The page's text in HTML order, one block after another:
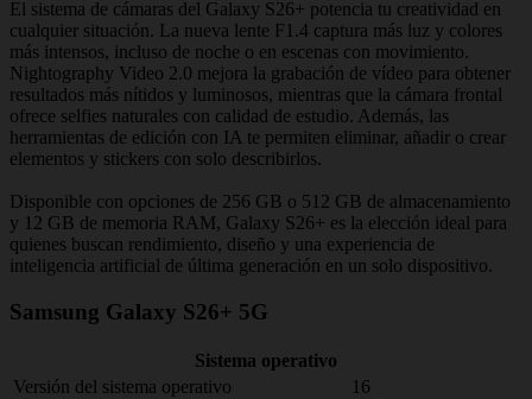
El sistema de cámaras del Galaxy S26+ potencia tu creatividad en
cualquier situación. La nueva lente F1.4 captura más luz y colores
más intensos, incluso de noche o en escenas con movimiento.
Nightography Video 2.0 mejora la grabación de vídeo para obtener
resultados más nítidos y luminosos, mientras que la cámara frontal
ofrece selfies naturales con calidad de estudio. Además, las
herramientas de edición con IA te permiten eliminar, añadir o crear
elementos y stickers con solo describirlos.
Disponible con opciones de 256 GB o 512 GB de almacenamiento
y 12 GB de memoria RAM, Galaxy S26+ es la elección ideal para
quienes buscan rendimiento, diseño y una experiencia de
inteligencia artificial de última generación en un solo dispositivo.
Samsung Galaxy S26+ 5G
Sistema operativo
Versión del sistema operativo
16